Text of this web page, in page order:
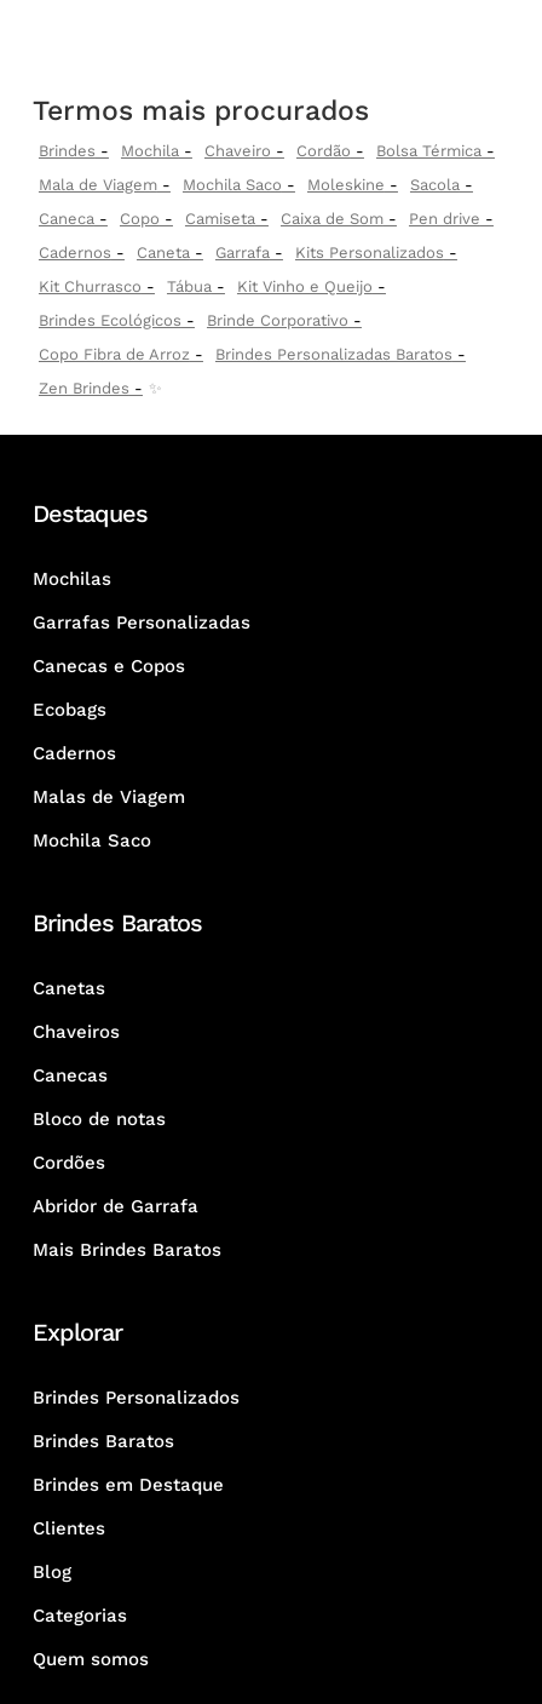
Termos mais procurados
Brindes Mochila Chaveiro Cordão
Bolsa Térmica
Mala de Viagem
Mochila Saco Moleskine
Sacola
Caneca
Copo Camiseta Caixa de Som
Pen drive
Cadernos
Caneta Garrafa
Kits Personalizados
Kit Churrasco
Tábua
Kit Vinho e Queijo
Brindes Ecológicos
Brinde Corporativo
Copo Fibra de Arroz
Brindes Personalizadas Baratos
Zen Brindes
✨
Destaques
Mochilas
Garrafas Personalizadas
Canecas e Copos
Ecobags
Cadernos
Malas de Viagem
Mochila Saco
Brindes Baratos
Canetas
Chaveiros
Canecas
Bloco de notas
Cordões
Abridor de Garrafa
Mais Brindes Baratos
Explorar
Brindes Personalizados
Brindes Baratos
Brindes em Destaque
Clientes
Blog
Categorias
Quem somos